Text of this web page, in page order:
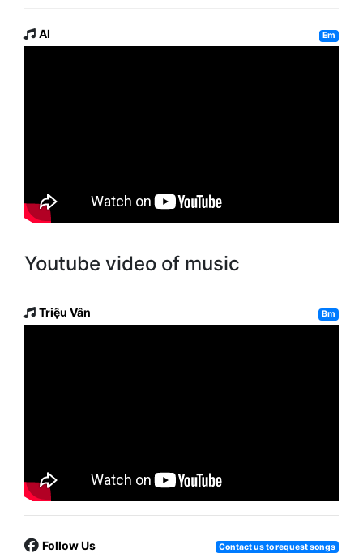
AI Em
Youtube video of music
Triệu Vân Bm
Follow Us Contact us to request songs